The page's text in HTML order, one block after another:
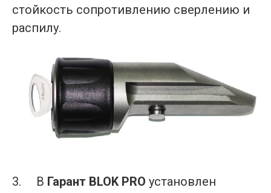
стойкость сопротивлению сверлению и
распилу.
3. В Гарант BLOK PRO установлен